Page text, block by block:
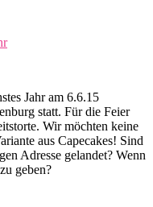
Jahr am 6.6.15
statt. Für die Feier
Wir möchten keine
aus Capecakes! Sind
Adresse gelandet? Wenn
geben?